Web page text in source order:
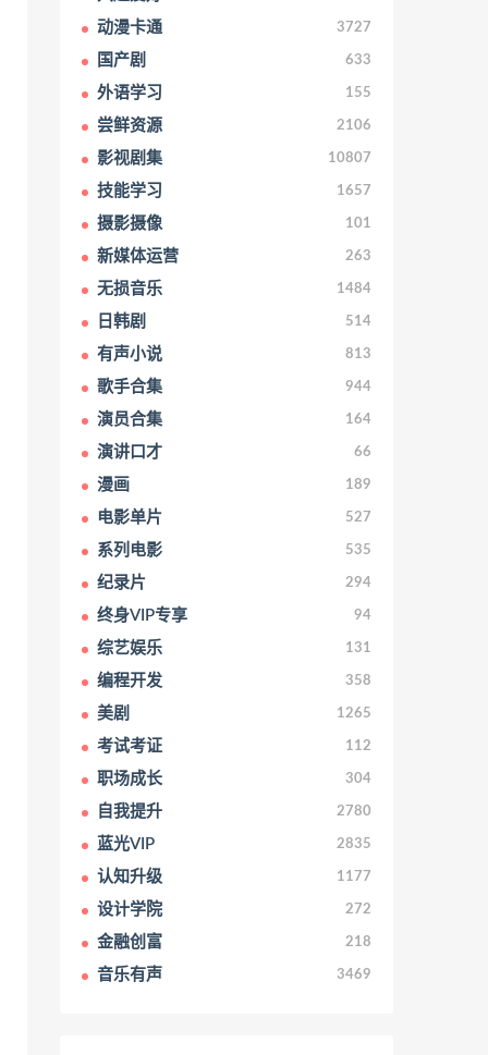
动漫卡通 3727
国产剧 633
外语学习 155
尝鲜资源 2106
影视剧集 10807
技能学习 1657
摄影摄像 101
新媒体运营 263
无损音乐 1484
日韩剧 514
有声小说 813
歌手合集 944
演员合集 164
演讲口才 66
漫画 189
电影单片 527
系列电影 535
纪录片 294
终身VIP专享 94
综艺娱乐 131
编程开发 358
美剧 1265
考试考证 112
职场成长 304
自我提升 2780
蓝光VIP 2835
认知升级 1177
设计学院 272
金融创富 218
音乐有声 3469